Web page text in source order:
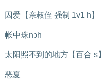
囚爱【亲叔侄 强制 1v1 h】
帐中珠nph
太阳照不到的地方【百合 s】
恶夏